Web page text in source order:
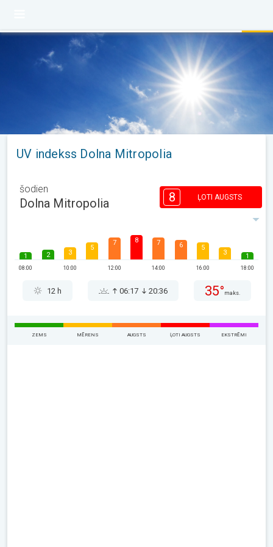
UV indekss Dolna Mitropolia
šodien
Dolna Mitropolia 8 ĻOTI AUGSTS
1
08:00
2 3
10:00
5
7
12:00
8 7
14:00
6 5
16:00
3 1
18:00
12 h 06:17 20:36 35° maks.
ZEMS MĒRENS AUGSTS ĻOTI AUGSTS EKSTRĒMI